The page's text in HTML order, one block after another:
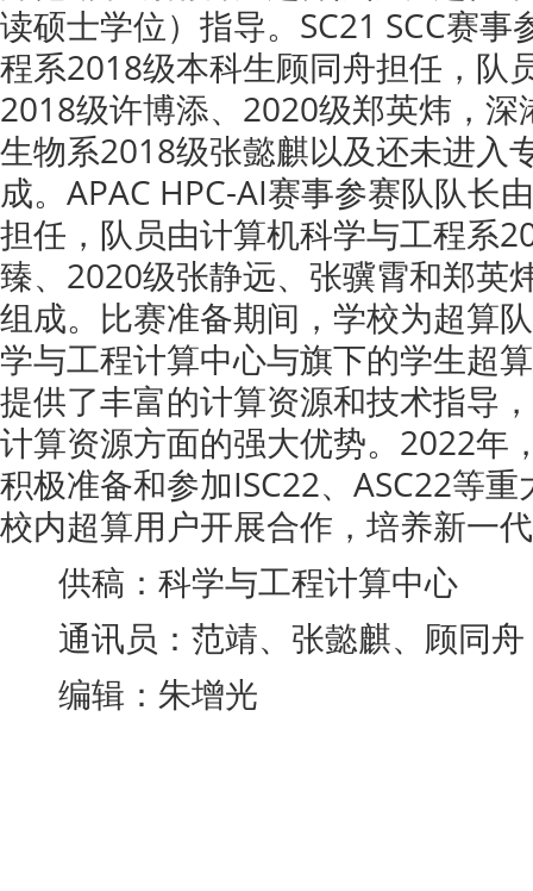
读硕士学位）指导。SC21 SCC赛
程系2018级本科生顾同舟担任，队
2018级许博添、2020级郑英炜，
生物系2018级张懿麒以及还未进入
成。APAC HPC-AI赛事参赛队队长
担任，队员由计算机科学与工程系
臻、2020级张静远、张骥霄和郑英
组成。比赛准备期间，学校为超算
学与工程计算中心与旗下的学生超
提供了丰富的计算资源和技术指导
计算资源方面的强大优势。2022年
积极准备和参加ISC22、ASC22等
校内超算用户开展合作，培养新一
供稿：科学与工程计算中心
通讯员：范靖、张懿麒、顾同舟
编辑：朱增光